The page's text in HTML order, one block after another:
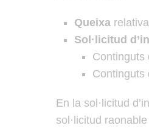
Queixa
Sol·licitud
Continguts
Continguts
En la sol·licitud
sol·licitud